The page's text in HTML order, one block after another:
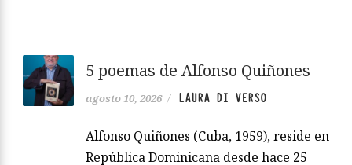
5 poemas de Alfonso Quiñones
agosto 10, 2026 / LAURA DI VERSO
Alfonso Quiñones (Cuba, 1959), reside en
República Dominicana desde hace 25